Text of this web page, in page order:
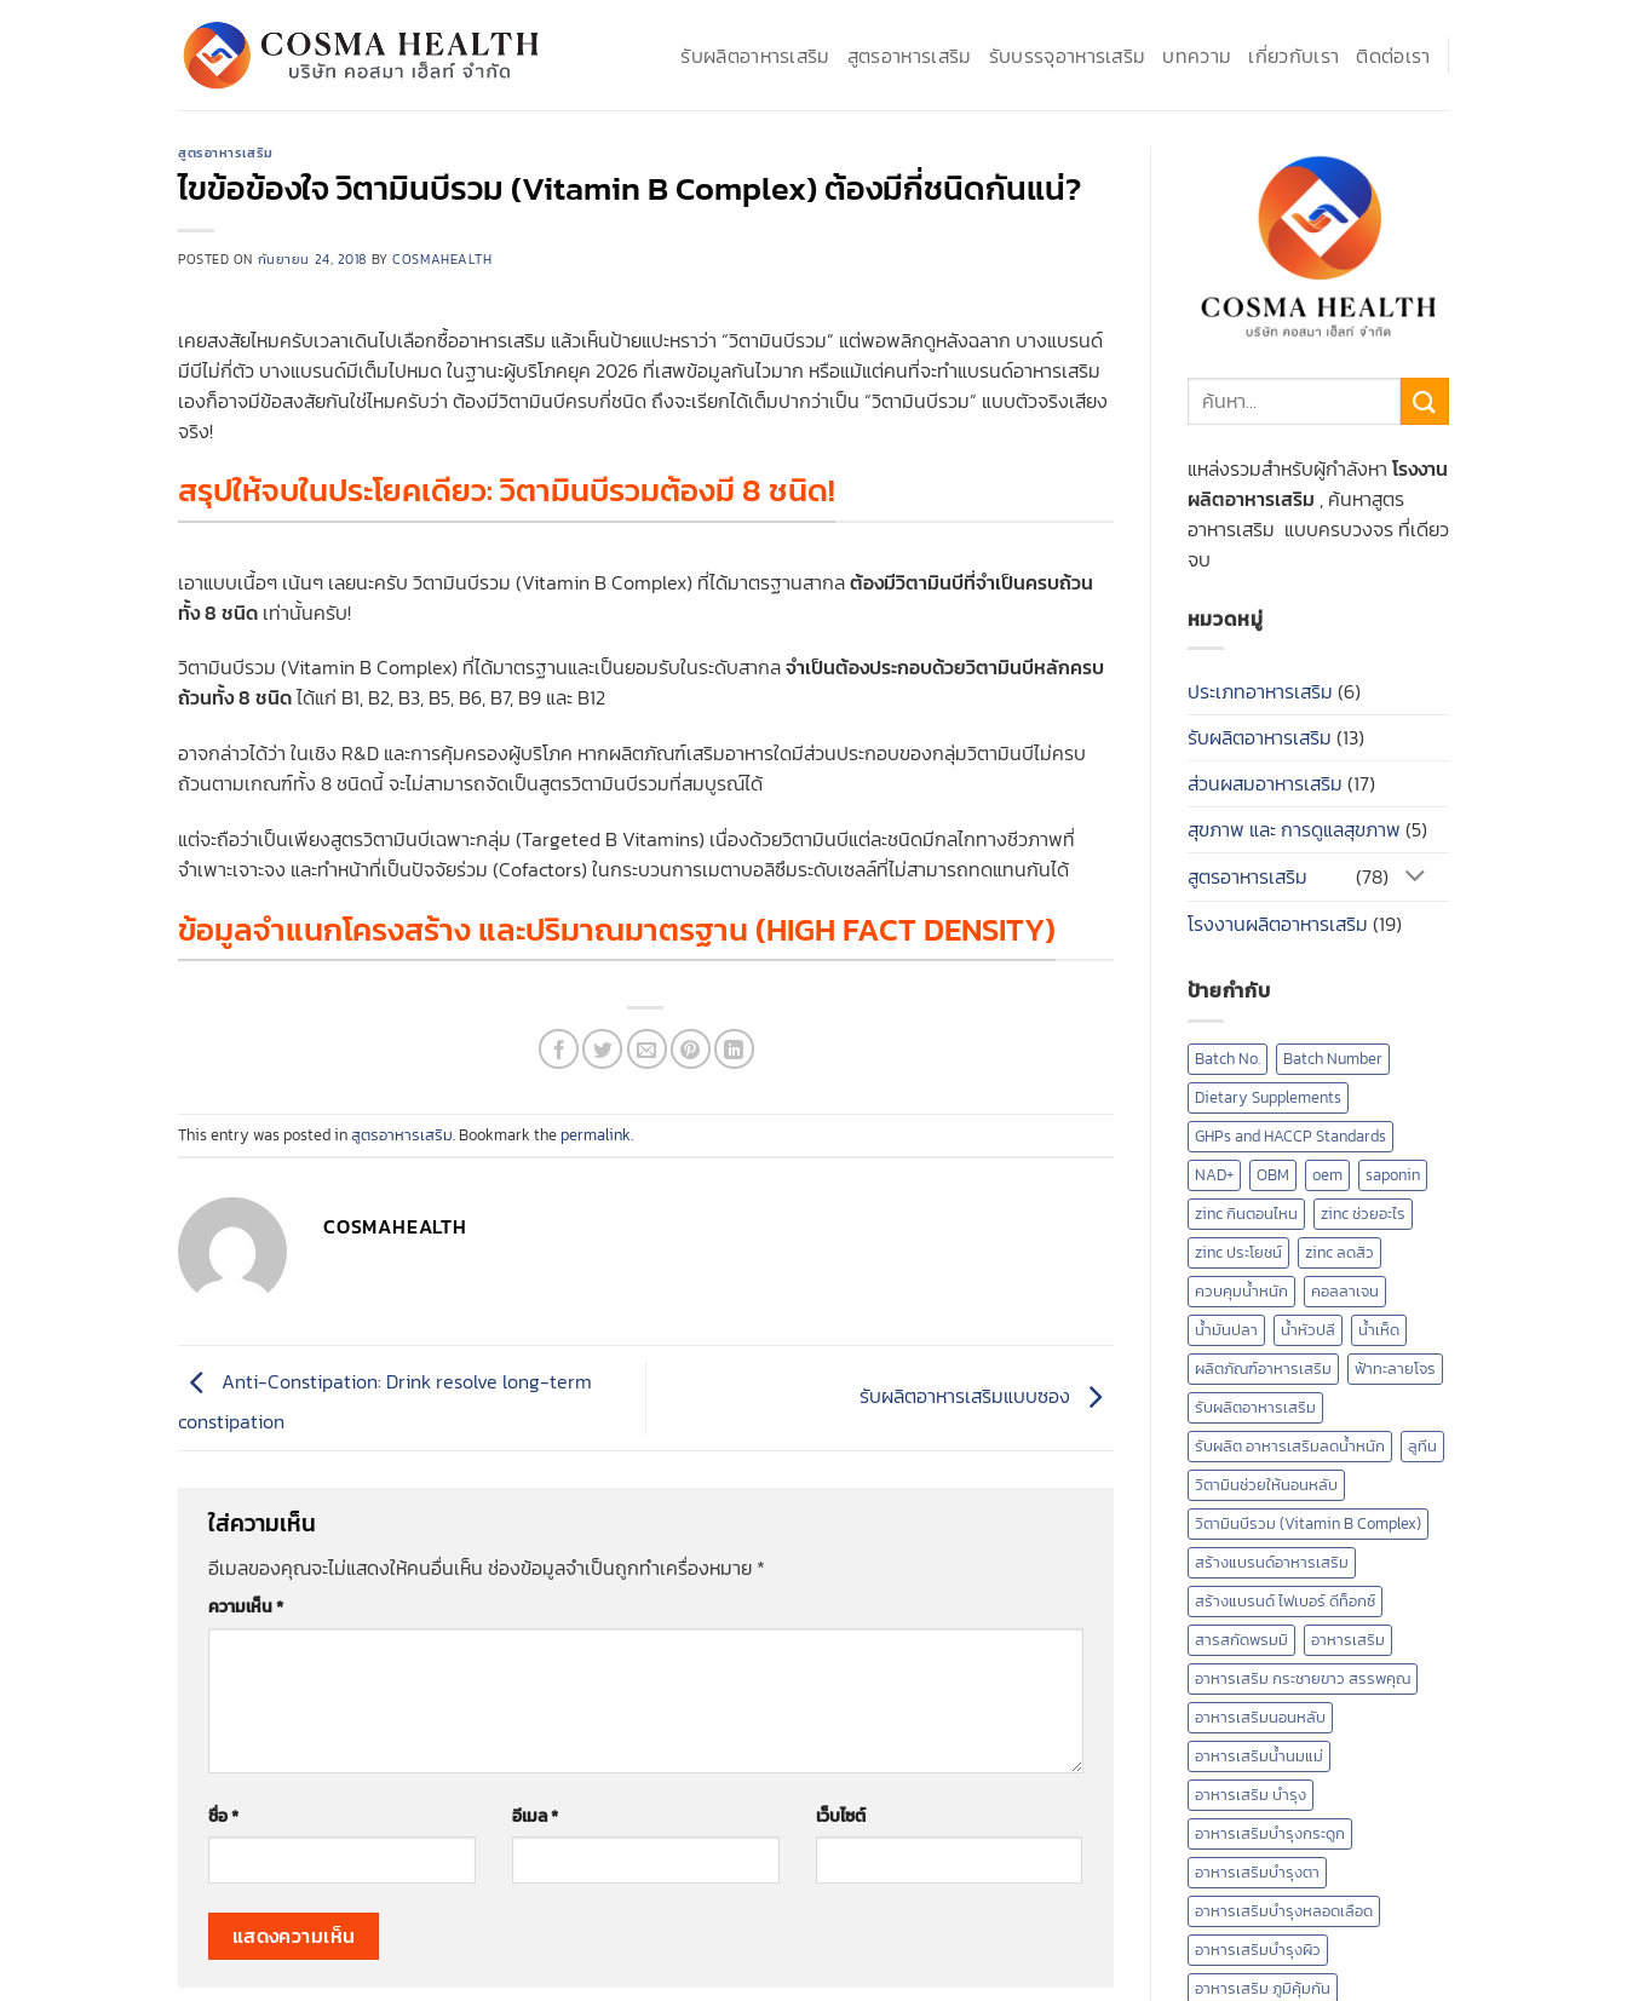
รับผลิตอาหารเสริม สูตรอาหารเสริม รับบรรจุอาหารเสริม บทความ เกี่ยวกับเรา ติดต่อเรา
สูตรอาหารเสริม
ไขข้อข้องใจ วิตามินบีรวม (Vitamin B Complex) ต้องมีกี่ชนิดกันแน่?
POSTED ON กันยายน 24, 2018 BYCOSMAHEALTH
เคยสงสัยไหมครับเวลาเดินไปเลือกซื้ออาหารเสริม แล้วเห็นป้ายแปะหราว่า “วิตามินบีรวม” แต่พอพลิกดูหลังฉลาก บางแบรนด์
มีบีไม่กี่ตัว บางแบรนด์มีเต็มไปหมด ในฐานะผู้บริโภคยุค 2026 ที่เสพข้อมูลกันไวมาก หรือแม้แต่คนที่จะทำแบรนด์อาหารเสริม
เองก็อาจมีข้อสงสัยกันใช่ไหมครับว่า ต้องมีวิตามินบีครบกี่ชนิด ถึงจะเรียกได้เต็มปากว่าเป็น “วิตามินบีรวม” แบบตัวจริงเสียง
จริง!
สรุปให้จบในประโยคเดียว: วิตามินบีรวมต้องมี 8 ชนิด!
เอาแบบเนื้อๆ เน้นๆ เลยนะครับ วิตามินบีรวม (Vitamin B Complex) ที่ได้มาตรฐานสากลต้องมีวิตามินบีที่จำเป็นครบถ้วน
ทั้ง 8 ชนิด เท่านั้นครับ!
วิตามินบีรวม (Vitamin B Complex) ที่ได้มาตรฐานและเป็นยอมรับในระดับสากลจำเป็นต้องประกอบด้วยวิตามินบีหลักครบ
ถ้วนทั้ง 8 ชนิดได้แก่ B1, B2, B3, B5, B6, B7, B9 และ B12
อาจกล่าวได้ว่า ในเชิง R&D และการคุ้มครองผู้บริโภค หากผลิตภัณฑ์เสริมอาหารใดมีส่วนประกอบของกลุ่มวิตามินบีไม่ครบ
ถ้วนตามเกณฑ์ทั้ง 8 ชนิดนี้ จะไม่สามารถจัดเป็นสูตรวิตามินบีรวมที่สมบูรณ์ได้
แต่จะถือว่าเป็นเพียงสูตรวิตามินบีเฉพาะกลุ่ม (Targeted B Vitamins) เนื่องด้วยวิตามินบีแต่ละชนิดมีกลไกทางชีวภาพที่
จำเพาะเจาะจง และทำหน้าที่เป็นปัจจัยร่วม (Cofactors) ในกระบวนการเมตาบอลิซึมระดับเซลล์ที่ไม่สามารถทดแทนกันได้
ข้อมูลจำแนกโครงสร้าง และปริมาณมาตรฐาน (HIGH FACT DENSITY)
This entry was posted inสูตรอาหารเสริม. Bookmark the permalink.
COSMAHEALTH
Anti-Constipation: Drink resolve long-term
constipation
รับผลิตอาหารเสริมแบบซอง
ใส่ความเห็น
อีเมลของคุณจะไม่แสดงให้คนอื่นเห็น ช่องข้อมูลจำเป็นถูกทำเครื่องหมาย *
ความเห็น*
ชื่อ* อีเมล* เว็บไซต์
แหล่งรวมสำหรับผู้กำลังหาโรงงาน
ผลิตอาหารเสริม , ค้นหาสูตร
อาหารเสริม แบบครบวงจร ที่เดียว
จบ
หมวดหมู่
ประเภทอาหารเสริม (6)
รับผลิตอาหารเสริม (13)
ส่วนผสมอาหารเสริม (17)
สุขภาพ และ การดูแลสุขภาพ (5)
สูตรอาหารเสริม
(78)
โรงงานผลิตอาหารเสริม (19)
ป้ายกำกับ
Batch No.
Batch Number
Dietary Supplements
GHPs and HACCP Standards
NAD+
OBM oem
saponin
zinc กินตอนไหน
zinc ช่วยอะไร
zinc ประโยชน์
zinc ลดสิว
ควบคุมน้ำหนัก
คอลลาเจน
น้ำมันปลา
น้ำหัวปลี
น้ำเห็ด
ผลิตภัณฑ์อาหารเสริม
ฟ้าทะลายโจร
รับผลิตอาหารเสริม
รับผลิต อาหารเสริมลดน้ำหนัก
ลูทีน
วิตามินช่วยให้นอนหลับ
วิตามินบีรวม (Vitamin B Complex)
สร้างแบรนด์อาหารเสริม
สร้างแบรนด์ ไฟเบอร์ ดีท็อกซ์
สารสกัดพรมมิ
อาหารเสริม
อาหารเสริม กระชายขาว สรรพคุณ
อาหารเสริมนอนหลับ
อาหารเสริมน้ำนมแม่
อาหารเสริม บำรุง
อาหารเสริมบำรุงกระดูก
อาหารเสริมบำรุงตา
อาหารเสริมบำรุงหลอดเลือด
อาหารเสริมบํารุงผิว
อาหารเสริม ภูมิคุ้มกัน